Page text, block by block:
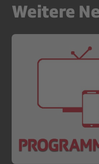
Weitere